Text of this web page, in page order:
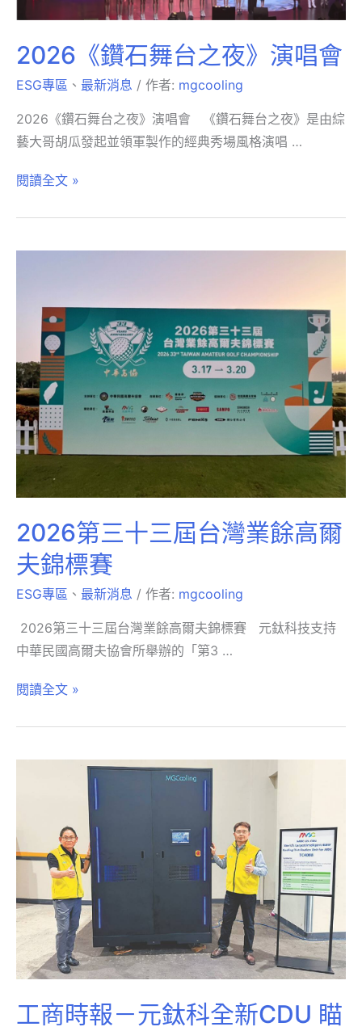
2026《鑽石舞台之夜》演唱會
ESG專區 、 最新消息 / 作者: mgcooling
2026《鑽石舞台之夜》演唱會 《鑽石舞台之夜》是由綜
藝大哥胡瓜發起並領軍製作的經典秀場風格演唱 …
閱讀全文 »
2026第三十三屆台灣業餘高爾
夫錦標賽
ESG專區 、 最新消息 / 作者: mgcooling
2026第三十三屆台灣業餘高爾夫錦標賽 元鈦科技支持
中華民國高爾夫協會所舉辦的「第3 …
閱讀全文 »
工商時報－元鈦科全新CDU 瞄